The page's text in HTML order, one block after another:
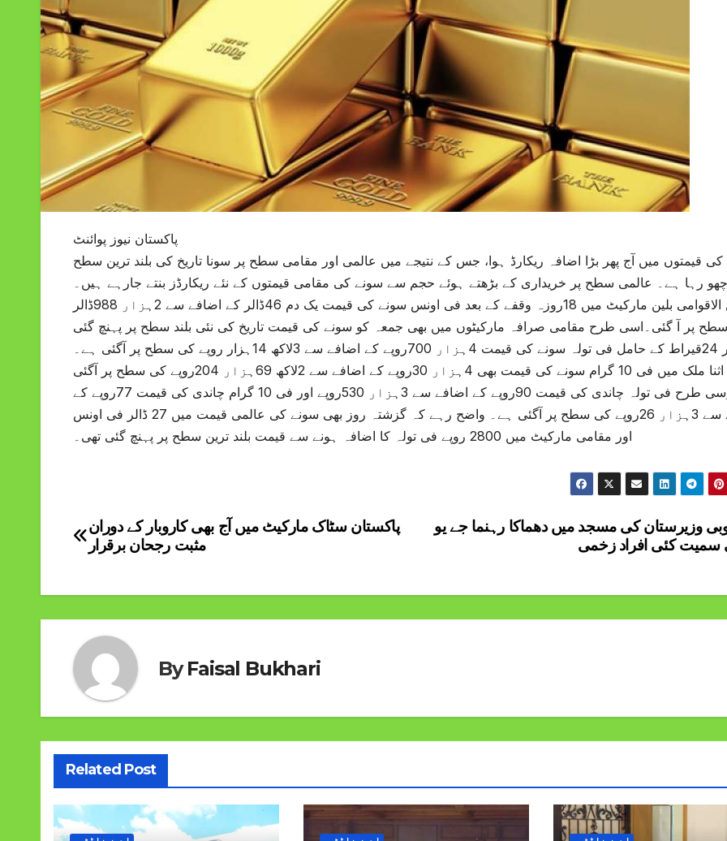
پاکستان نیوز پوائنٹ
قیمتوں میں آج پھر بڑا اضافہ ریکارڈ ہوا، جس کے نتیجے میں عالمی اور مقامی سطح پر سونا تاریخ کی بلند ترین سطح
رہا ہے۔ عالمی سطح پر خریداری کے بڑھتے ہوئے حجم سے سونے کی مقامی قیمتوں کے نئے ریکارڈز بنتے جارہے ہیں۔
بین الاقوامی بلین مارکیٹ میں 18روزہ وقفے کے بعد فی اونس سونے کی قیمت یک دم 46ڈالر کے اضافے سے 2ہزار 988ڈالر
پر آ گئی۔اسی طرح مقامی صرافہ مارکیٹوں میں بھی جمعہ کو سونے کی قیمت تاریخ کی نئی بلند سطح پر پہنچ گئی
ہے اور 24قیراط کے حامل فی تولہ سونے کی قیمت 4ہزار 700روپے کے اضافے سے 3لاکھ 14ہزار روپے کی سطح پر آگئی ہے۔
دریں اثنا ملک میں فی 10 گرام سونے کی قیمت بھی 4ہزار 30روپے کے اضافے سے 2لاکھ 69ہزار 204روپے کی سطح پر آگئی
ہے۔ اِسی طرح فی تولہ چاندی کی قیمت 90روپے کے اضافے سے 3ہزار 530روپے اور فی 10 گرام چاندی کی قیمت 77روپے کے
اضافے سے 3ہزار 26روپے کی سطح پر آگئی ہے۔ واضح رہے کہ گزشتہ روز بھی سونے کی عالمی قیمت میں 27 ڈالر فی اونس
اور مقامی مارکیٹ میں 2800 روپے فی تولہ کا اضافہ ہونے سے قیمت بلند ترین سطح پر پہنچ گئی تھی۔
Post
وزیرستان کی مسجد میں دھماکا رہنما جے یو
سمیت کئی افراد زخمی
پاکستان سٹاک مارکیٹ میں آج بھی کاروبار کے دوران
مثبت رجحان برقرار
ByFaisal Bukhari
Related Post